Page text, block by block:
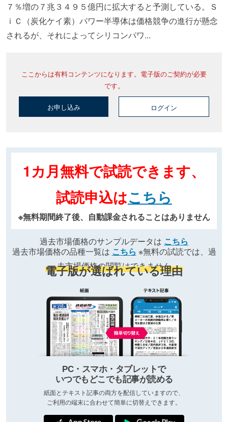
７％増の７兆３４９５億円に拡大すると予測している。Ｓ
ｉＣ（炭化ケイ素）パワー半導体は価格競争の進行が懸念
されるが、それによってシリコンパワ...
ここからは有料コンテンツになります。電子版のご契約が必要
です。
お申し込み ログイン
1カ月無料で試読できます、
試読申込はこちら
※無料期間終了後、自動課金されることはありません
過去市場価格のサンプルデータは こちら
過去市場価格の品種一覧は こちら ※無料の試読では、過
去市場価格の閲覧はできません
電子版が選ばれている理由
PC・スマホ・タブレットで
いつでもどこでも記事が読める
紙面とテキスト記事の両方を配信していますので、
ご利用の端末に合わせて簡単に切替えできます。